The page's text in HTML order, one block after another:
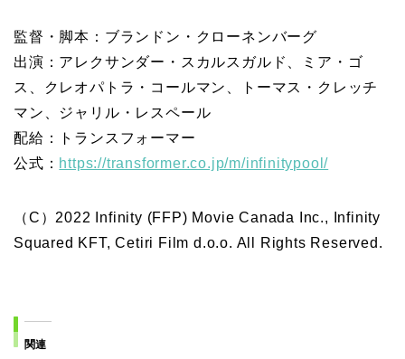
監督・脚本：ブランドン・クローネンバーグ
出演：アレクサンダー・スカルスガルド、ミア・ゴ
ス、クレオパトラ・コールマン、トーマス・クレッチ
マン、ジャリル・レスペール
配給：トランスフォーマー
公式： https://transformer.co.jp/m/infinitypool/
（C）2022 Infinity (FFP) Movie Canada Inc., Infinity
Squared KFT, Cetiri Film d.o.o. All Rights Reserved.
関連